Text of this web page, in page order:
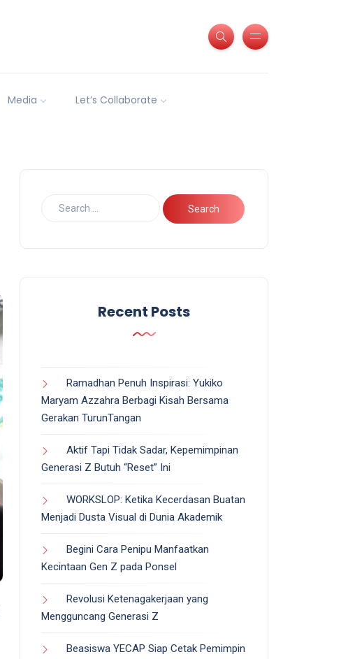
Media Let’s Collaborate
Recent Posts
Ramadhan Penuh Inspirasi: Yukiko
Maryam Azzahra Berbagi Kisah Bersama
Gerakan TurunTangan
Aktif Tapi Tidak Sadar, Kepemimpinan
Generasi Z Butuh “Reset” Ini
WORKSLOP: Ketika Kecerdasan Buatan
Menjadi Dusta Visual di Dunia Akademik
Begini Cara Penipu Manfaatkan
Kecintaan Gen Z pada Ponsel
Revolusi Ketenagakerjaan yang
Mengguncang Generasi Z
Beasiswa YECAP Siap Cetak Pemimpin